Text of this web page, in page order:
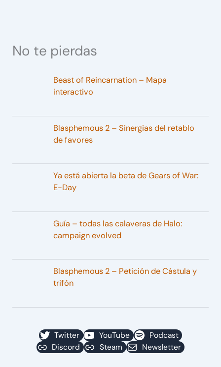
No te pierdas
Beast of Reincarnation – Mapa
interactivo
Blasphemous 2 – Sinergias del retablo
de favores
Ya está abierta la beta de Gears of War:
E-Day
Guía – todas las calaveras de Halo:
campaign evolved
Blasphemous 2 – Petición de Cástula y
trifón
Twitter YouTube
Podcast
Discord
Steam Newsletter